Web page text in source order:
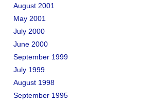
August 2001
May 2001
July 2000
June 2000
September 1999
July 1999
August 1998
September 1995